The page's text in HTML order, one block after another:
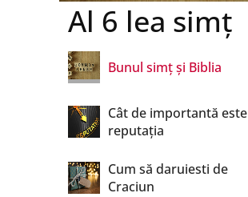
Al 6 lea simț
Bunul simț și Biblia
Cât de importantă este
reputația
Cum să daruiesti de
Craciun